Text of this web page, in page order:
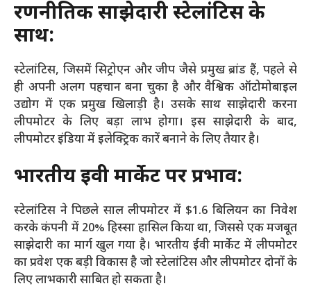
रणनीतिक साझेदारी स्टेलांटिस के
साथ:
स्टेलांटिस, जिसमें सिट्रोएन और जीप जैसे प्रमुख ब्रांड हैं, पहले से
ही अपनी अलग पहचान बना चुका है और वैश्विक ऑटोमोबाइल
उद्योग में एक प्रमुख खिलाड़ी है। उसके साथ साझेदारी करना
लीपमोटर के लिए बड़ा लाभ होगा। इस साझेदारी के बाद,
लीपमोटर इंडिया में इलेक्ट्रिक कारें बनाने के लिए तैयार है।
भारतीय ईवी मार्केट पर प्रभाव:
स्टेलांटिस ने पिछले साल लीपमोटर में $1.6 बिलियन का निवेश
करके कंपनी में 20% हिस्सा हासिल किया था, जिससे एक मजबूत
साझेदारी का मार्ग खुल गया है। भारतीय ईवी मार्केट में लीपमोटर
का प्रवेश एक बड़ी विकास है जो स्टेलांटिस और लीपमोटर दोनों के
लिए लाभकारी साबित हो सकता है।